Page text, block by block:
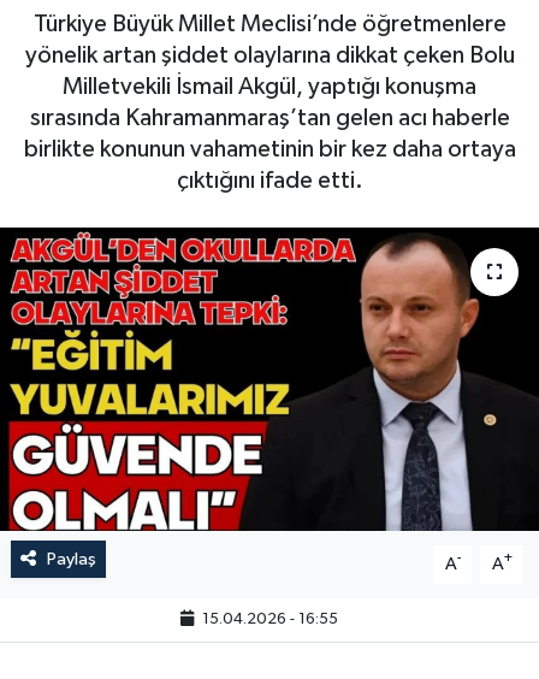
Türkiye Büyük Millet Meclisi’nde öğretmenlere
yönelik artan şiddet olaylarına dikkat çeken Bolu
Milletvekili İsmail Akgül, yaptığı konuşma
sırasında Kahramanmaraş’tan gelen acı haberle
birlikte konunun vahametinin bir kez daha ortaya
çıktığını ifade etti.
Paylaş A- A+
15.04.2026 - 16:55